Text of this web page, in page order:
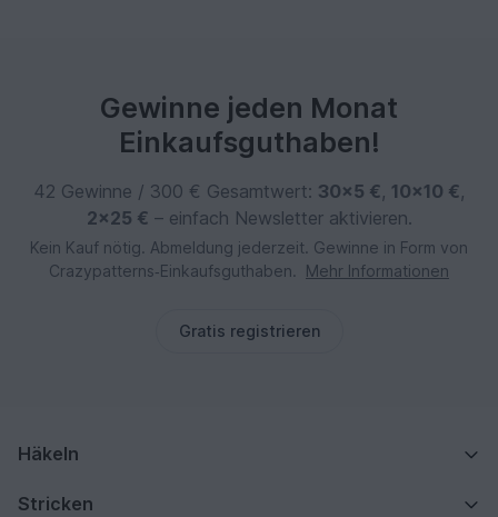
Gewinne jeden Monat
Einkaufsguthaben!
42 Gewinne / 300 € Gesamtwert: 30×5 €, 10×10 €,
2×25 € – einfach Newsletter aktivieren.
Kein Kauf nötig. Abmeldung jederzeit. Gewinne in Form von
Crazypatterns‑Einkaufsguthaben.
Mehr Informationen
Gratis registrieren
Häkeln
Stricken